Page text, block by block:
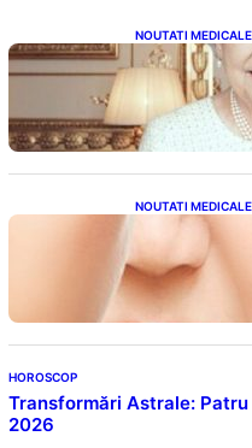
NOUTATI MEDICALE
din Viața
Fost Pe
NOUTATI MEDICALE
Evoluția
Revelații Ne
HOROSCOP
Transformări Astrale:
2026